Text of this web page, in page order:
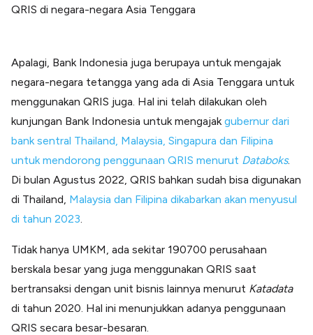
QRIS di negara-negara Asia Tenggara
Apalagi, Bank Indonesia juga berupaya untuk mengajak
negara-negara tetangga yang ada di Asia Tenggara untuk
menggunakan QRIS juga. Hal ini telah dilakukan oleh
kunjungan Bank Indonesia untuk mengajakgubernur dari
bank sentral Thailand, Malaysia, Singapura dan Filipina
untuk mendorong penggunaan QRIS menurut Databoks.
Di bulan Agustus 2022, QRIS bahkan sudah bisa digunakan
di Thailand, Malaysia dan Filipina dikabarkan akan menyusul
di tahun 2023.
Tidak hanya UMKM, ada sekitar 190700 perusahaan
berskala besar yang juga menggunakan QRIS saat
bertransaksi dengan unit bisnis lainnya menurut Katadata
di tahun 2020. Hal ini menunjukkan adanya penggunaan
QRIS secara besar-besaran.